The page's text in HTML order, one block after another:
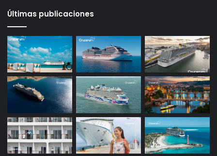
Últimas publicaciones